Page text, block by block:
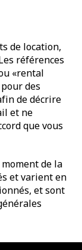
de location,
références
«rental
des
de décrire
et ne
que vous
de la
et varient en
et sont